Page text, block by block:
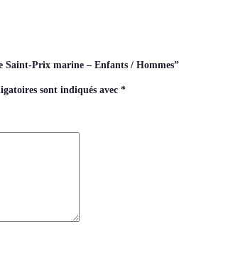
Saint-Prix marine – Enfants / Hommes”
sont indiqués avec *